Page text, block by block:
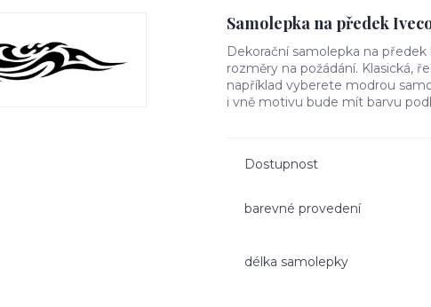
Samolepka na předek
Dekorační samolepka na
rozměry na požádání. Klasická,
například vyberete modrou
i vně motivu bude mít barvu
Dostupnost
barevné provedení
délka samolepky